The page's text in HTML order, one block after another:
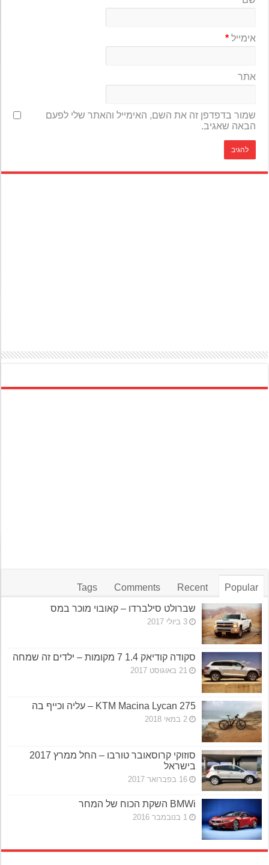
אימייל*
אתר
שמור בדפדפן זה את השם, האימייל והאתר שלי לפעם
הבאה שאגיב.
Popular
Recent
Comments
Tags
שברולט סילברדו – קאובוי מוכר במס
3 ביולי 2017
סקודה קודיאק 1.4 7 מקומות – ילדים זה שמחה
21 באוגוסט 2017
KTM Macina Lycan 275 – עליה וכייף בה
2 במאי 2018
סוזוקי קרוסאובר טורבו – החל ממרץ 2017
בישראל
16 בפברואר 2017
BMWi השקת הכוח של המחר
1 בנובמבר 2016